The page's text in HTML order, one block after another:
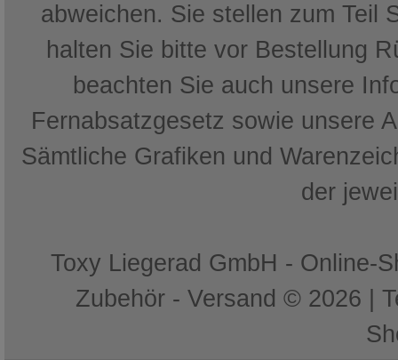
abweichen. Sie stellen zum Teil
halten Sie bitte vor Bestellung
beachten Sie auch unsere
Fernabsatzgesetz sowie unsere
Sämtliche Grafiken und
der
Toxy Liegerad GmbH - Online-
Zubehör - Versand © 2026 |